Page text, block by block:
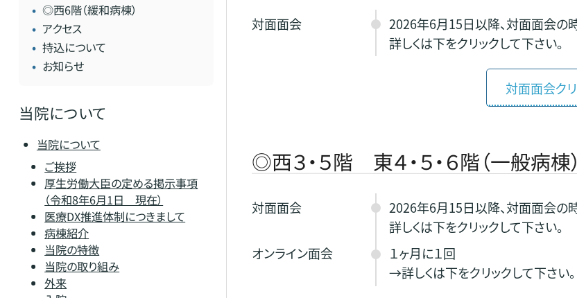
対面面会
2026年6月15日以降、対面面会の
詳しくは下をクリックして下さい。
対面面会ク
◎西３・５階 東４・５・６階（一般病棟）
対面面会
2026年6月15日以降、対面面会の
詳しくは下をクリックして下さい。
オンライン面会
１ヶ月に１回
→詳しくは下をクリックして下さい。
◎西6階（緩和病棟）
アクセス
持込について
お知らせ
当院について
当院について
ご挨拶
厚生労働大臣の定める掲示事項
（令和8年6月1日 現在）
医療DX推進体制につきまして
病棟紹介
当院の特徴
当院の取り組み
外来